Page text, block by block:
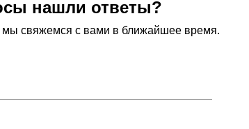
нашли ответы?
мы свяжемся с вами в ближайшее время.